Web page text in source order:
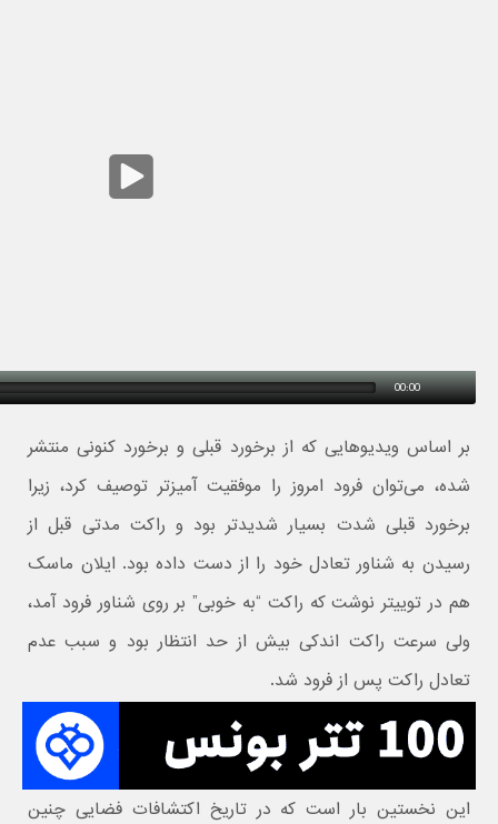
00:00
بر اساس ویدیوهایی که از برخورد قبلی و برخورد کنونی منتشر
شده، می‌توان فرود امروز را موفقیت آمیزتر توصیف کرد، زیرا
برخورد قبلی شدت بسیار شدیدتر بود و راکت مدتی قبل از
رسیدن به شناور تعادل خود را از دست داده بود. ایلان ماسک
هم در توییتر نوشت که راکت “به خوبی” بر روی شناور فرود آمد،
ولی سرعت راکت اندکی بیش از حد انتظار بود و سبب عدم
تعادل راکت پس از فرود شد.
این نخستین بار است که در تاریخ اکتشافات فضایی چنین